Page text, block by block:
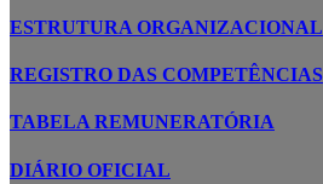
ESTRUTURA ORGANIZACIONAL
REGISTRO DAS COMPETÊNCIAS
TABELA REMUNERATÓRIA
DIÁRIO OFICIAL